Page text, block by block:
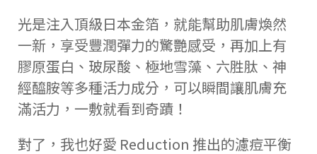
光是注入頂級日本金箔，就能幫助肌膚煥然
一新，享受豐潤彈力的驚艷感受，再加上有
膠原蛋白、玻尿酸、極地雪藻、六胜肽、神
經醯胺等多種活力成分，可以瞬間讓肌膚充
滿活力，一敷就看到奇蹟！
對了，我也好愛 Reduction 推出的濾痘平衡